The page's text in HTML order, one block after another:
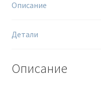
Описание
Детали
Описание